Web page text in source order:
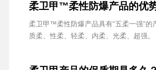
柔卫甲™柔性防爆产品的优
柔卫甲™柔性防爆产品具有“五柔一强”的
质柔、性柔、轻柔、内柔、光柔、超强。